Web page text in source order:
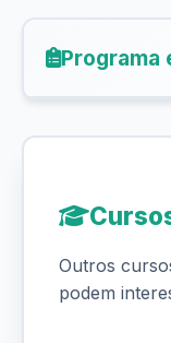
Programa
Outros
podem